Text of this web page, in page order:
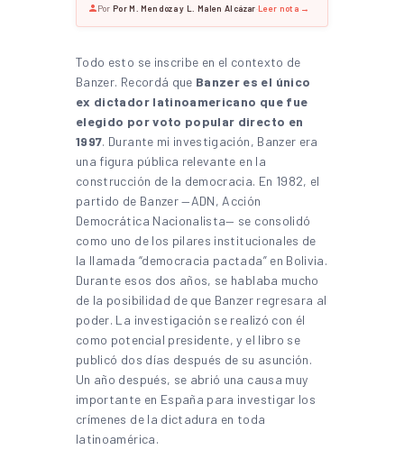
Por Por M. Mendoza y L. Malen Alcázar Leer nota →
Todo esto se inscribe en el contexto de
Banzer. Recordá que Banzer es el único
ex dictador latinoamericano que fue
elegido por voto popular directo en
1997. Durante mi investigación, Banzer era
una figura pública relevante en la
construcción de la democracia. En 1982, el
partido de Banzer —ADN, Acción
Democrática Nacionalista— se consolidó
como uno de los pilares institucionales de
la llamada “democracia pactada” en Bolivia.
Durante esos dos años, se hablaba mucho
de la posibilidad de que Banzer regresara al
poder. La investigación se realizó con él
como potencial presidente, y el libro se
publicó dos días después de su asunción.
Un año después, se abrió una causa muy
importante en España para investigar los
crímenes de la dictadura en toda
latinoamérica.